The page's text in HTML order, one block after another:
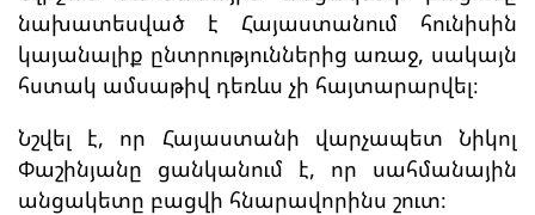
նախատեսված է Հայաստանում հունիսին
կայանալիք ընտրություններից առաջ, սակայն
հստակ ամսաթիվ դեռևս չի հայտարարվել։
Նշվել է, որ Հայաստանի վարչապետ Նիկոլ
Փաշինյանը ցանկանում է, որ սահմանային
անցակետը բացվի հնարավորինս շուտ։